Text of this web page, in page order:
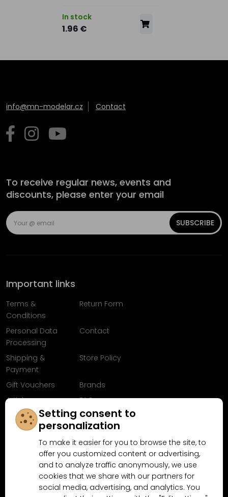
In stock
1.96 €
info@mn-modelar.cz Contact
To receive regular news, events and
discounts, please enter your email
SUBSCRIBE
Important links
Terms &
Conditions
Return Form
Personal Data
Processing
Contact
Shipping &
Payment
Store Policy
Gift Vouchers
Brands
Articles
FAQ
Follow us on
Facebook
Why shop at MN-Modelar.com
Setting consent to
personalization
To make it easier for you to browse the site, to
offer you customized content or advertising,
and to analyze traffic anonymously, we use
cookies that we share with our partners for
social media, advertising, and analytics. You